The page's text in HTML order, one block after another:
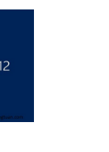
tháng